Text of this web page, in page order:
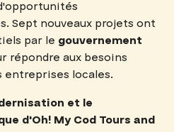
Sept nouveaux projets ont
par le gouvernement
répondre aux besoins
entreprises locales.
et le
d'Oh! My Cod Tours and